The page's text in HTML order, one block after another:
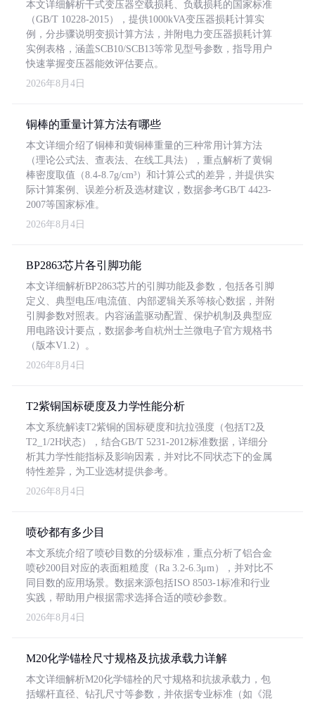
本文详细解析干式变压器空载损耗、负载损耗的国家标准
（GB/T 10228-2015），提供1000kVA变压器损耗计算实
例，分步骤说明变损计算方法，并附电力变压器损耗计算
实例表格，涵盖SCB10/SCB13等常见型号参数，指导用户
快速掌握变压器能效评估要点。
2026年8月4日
铜棒的重量计算方法有哪些
本文详细介绍了铜棒和黄铜棒重量的三种常用计算方法
（理论公式法、查表法、在线工具法），重点解析了黄铜
棒密度取值（8.4-8.7g/cm³）和计算公式的差异，并提供实
际计算案例、误差分析及选材建议，数据参考GB/T 4423-
2007等国家标准。
2026年8月4日
BP2863芯片各引脚功能
本文详细解析BP2863芯片的引脚功能及参数，包括各引脚
定义、典型电压/电流值、内部逻辑关系等核心数据，并附
引脚参数对照表。内容涵盖驱动配置、保护机制及典型应
用电路设计要点，数据参考自杭州士兰微电子官方规格书
（版本V1.2）。
2026年8月4日
T2紫铜国标硬度及力学性能分析
本文系统解读T2紫铜的国标硬度和抗拉强度（包括T2及
T2_1/2H状态），结合GB/T 5231-2012标准数据，详细分
析其力学性能指标及影响因素，并对比不同状态下的金属
特性差异，为工业选材提供参考。
2026年8月4日
喷砂都有多少目
本文系统介绍了喷砂目数的分级标准，重点分析了铝合金
喷砂200目对应的表面粗糙度（Ra 3.2-6.3μm），并对比不
同目数的应用场景。数据来源包括ISO 8503-1标准和行业
实践，帮助用户根据需求选择合适的喷砂参数。
2026年8月4日
M20化学锚栓尺寸规格及抗拔承载力详解
本文详细解析M20化学锚栓的尺寸规格和抗拔承载力，包
括螺杆直径、钻孔尺寸等参数，并依据专业标准（如《混